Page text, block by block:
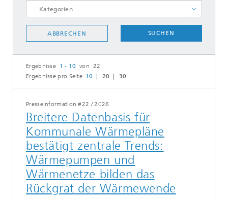
Forschung und Entwicklung
Personalia
Photovoltaik
Preise
Studien und Analysen
Systemintegration
Veranstaltungen
Wasserstofftechnologien
Wärme, Gebäude, Industrie
ABBRECHEN SUCHEN
Ergebnisse 1 - 10 von 22
Ergebnisse pro Seite 10 20 30
Presseinformation #22 /2026
Breitere Datenbasis für
Kommunale Wärmepläne
bestätigt zentrale Trends:
Wärmepumpen und
Wärmenetze bilden das
Rückgrat der Wärmewende